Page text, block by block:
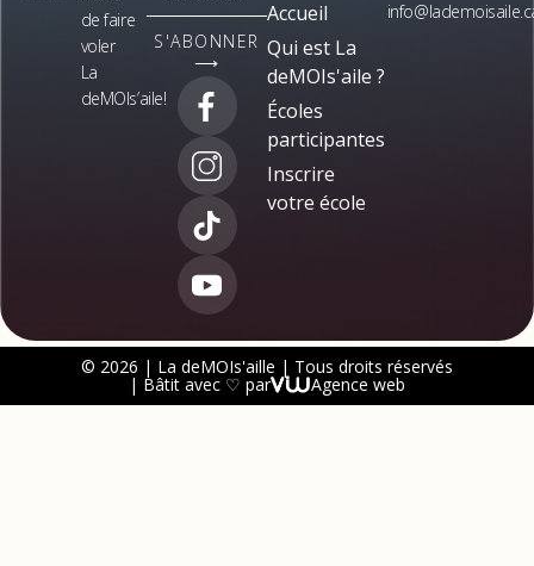
de faire
voler
La
deMOIs’aile!
S'ABONNER
⟶
Accueil
Qui est La
deMOIs'aile ?
Écoles
participantes
Inscrire
votre école
© 2026 | La deMOIs'aille | Tous droits réservés
| Bâtit avec ♡ par Agence web